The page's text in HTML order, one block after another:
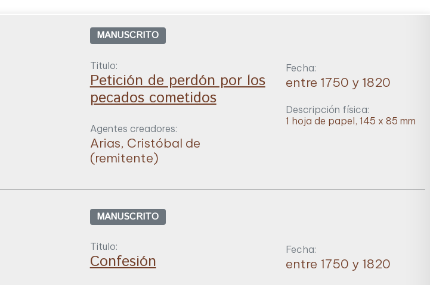
MANUSCRITO
Titulo:
Petición de perdón por los
pecados cometidos
Agentes creadores:
Arias, Cristóbal de
(remitente)
Fecha:
entre 1750 y 1820
Descripción física:
1 hoja de papel, 145 x 85 mm
MANUSCRITO
Titulo:
Confesión
Fecha:
entre 1750 y 1820